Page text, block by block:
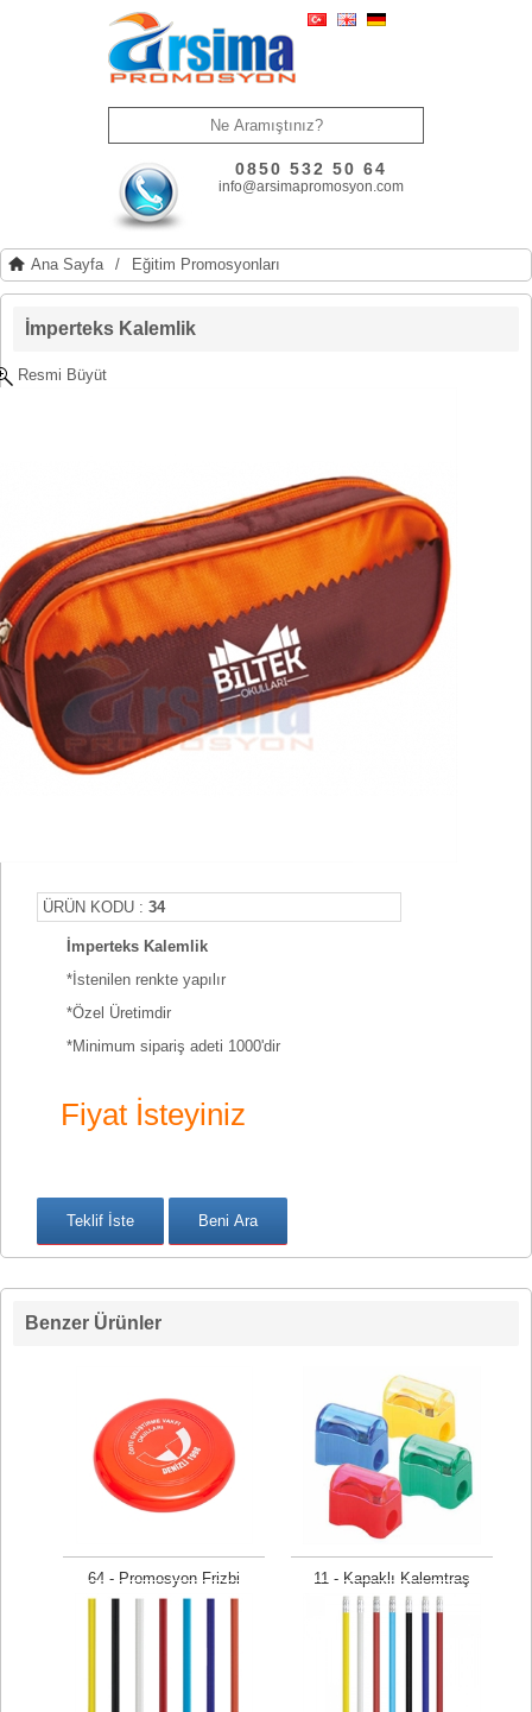
0850 532 50 64
info@arsimapromosyon.com
Ana Sayfa / Eğitim Promosyonları
İmperteks Kalemlik
Resmi Büyüt
ÜRÜN KODU : 34
İmperteks Kalemlik
*İstenilen renkte yapılır
*Özel Üretimdir
*Minimum sipariş adeti 1000'dir
Fiyat İsteyiniz
Benzer Ürünler
64 - Promosyon Frizbi 11 - Kapaklı Kalemtraş
Fiyat isteyiniz